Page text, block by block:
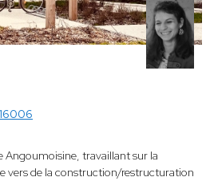
Angoumoisine, travaillant sur la
vers de la construction/restructuration